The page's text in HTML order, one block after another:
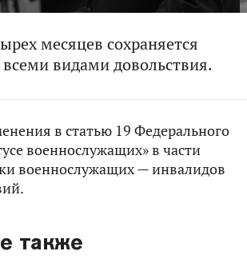
месяцев сохраняется
видами довольствия.
в статью 19 Федерального
военнослужащих» в части
военнослужащих — инвалидов
также